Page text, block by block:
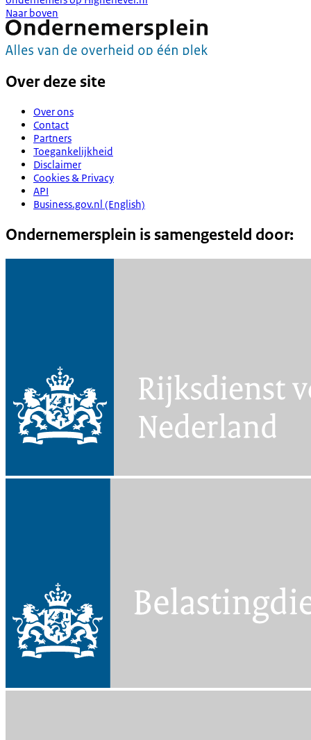
Naar boven
Over deze site
Over ons
Contact
Partners
Toegankelijkheid
Disclaimer
Cookies & Privacy
API
Business.gov.nl (English)
Ondernemersplein is samengesteld door: